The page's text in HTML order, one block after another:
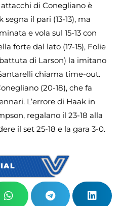
di Conegliano è
il pari (13-13), ma
e vola sul 15-13 con
forte dal lato (17-15), Folie
di Larson) la imitano
chiama time-out.
(20-18), che fa
L’errore di Haak in
regalano il 23-18 alla
il set 25-18 e la gara 3-0.